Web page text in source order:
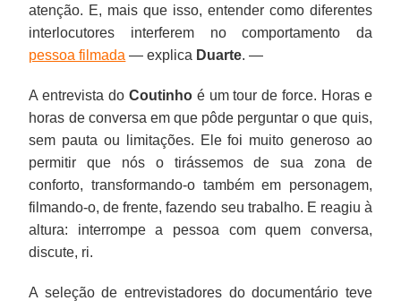
atenção. E, mais que isso, entender como diferentes
interlocutores interferem no comportamento da
pessoa filmada — explica Duarte. —
A entrevista do Coutinhoé um tour de force. Horas e
horas de conversa em que pôde perguntar o que quis,
sem pauta ou limitações. Ele foi muito generoso ao
permitir que nós o tirássemos de sua zona de
conforto, transformando-o também em personagem,
filmando-o, de frente, fazendo seu trabalho. E reagiu à
altura: interrompe a pessoa com quem conversa,
discute, ri.
A seleção de entrevistadores do documentário teve